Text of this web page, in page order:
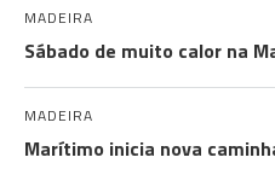
MADEIRA
Sábado de muito calor na
MADEIRA
Marítimo inicia nova